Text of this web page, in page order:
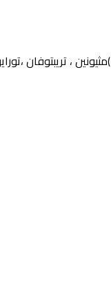
تريبتوفان